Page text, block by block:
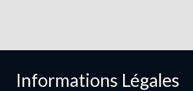
Informations Légales